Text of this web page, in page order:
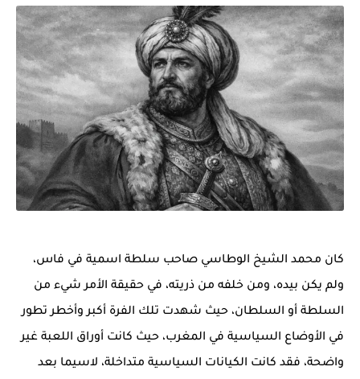
كان محمد الشيخ الوطاسي صاحب سلطة اسمية في فاس،
ولم يكن بيده، ومن خلفه من ذريته، في حقيقة الأمر شيء من
السلطة أو السلطان، حيث شهدت تلك الفرة أكبر وأخطر تطور
في الأوضاع السياسية في المغرب، حيث كانت أوراق اللعبة غير
واضحة، فقد كانت الكيانات السياسية متداخلة، لاسيما بعد